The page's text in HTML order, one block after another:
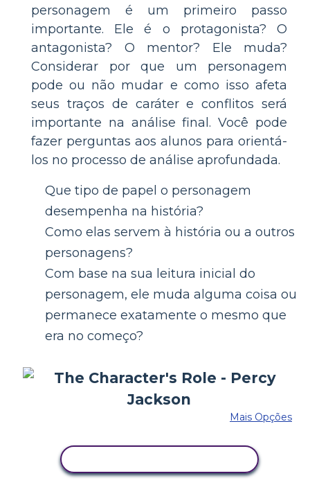
personagem é um primeiro passo
importante. Ele é o protagonista? O
antagonista? O mentor? Ele muda?
Considerar por que um personagem
pode ou não mudar e como isso afeta
seus traços de caráter e conflitos será
importante na análise final. Você pode
fazer perguntas aos alunos para orientá-
los no processo de análise aprofundada.
Que tipo de papel o personagem
desempenha na história?
Como elas servem à história ou a outros
personagens?
Com base na sua leitura inicial do
personagem, ele muda alguma coisa ou
permanece exatamente o mesmo que
era no começo?
Mais Opções